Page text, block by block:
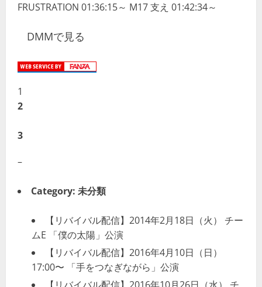
FRUSTRATION 01:36:15～ M17 支え 01:42:34～
DMMで見る
投
ナ
ビ
ゲ
ー
シ
ョ
1
2
3
–
Category: 未分類
【リバイバル配信】2014年2月18日（火） チー
ムE 「僕の太陽」公演
【リバイバル配信】2016年4月10日（日）
17:00〜 「手をつなぎながら」公演